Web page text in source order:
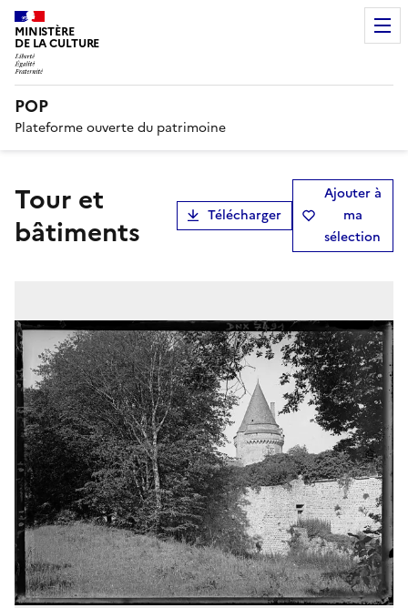
MINISTÈRE
DE LA CULTURE
POP
Plateforme ouverte du patrimoine
Tour et
bâtiments
Télécharger
Ajouter à
ma
sélection